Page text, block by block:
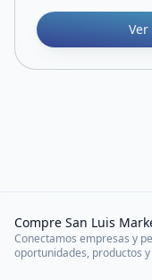
Compre San Luis
Conectamos empresas y
oportunidades, productos